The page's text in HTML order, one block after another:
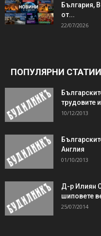
България,
от...
22/07/2026
ПОПУЛЯРНИ СТАТИИ
трудовите
10/12/2013
Англия
01/10/2013
Д-р Илиян
шиповете
25/07/2014